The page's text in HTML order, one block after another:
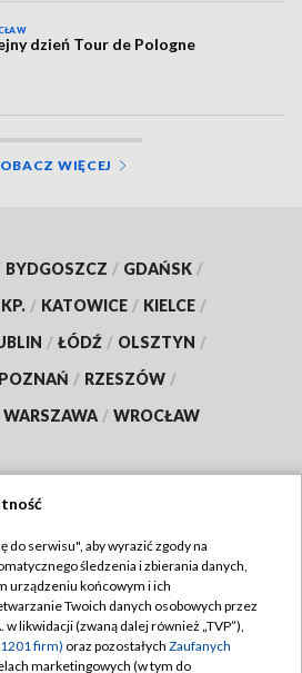
dzień Tour de Pologne
WIĘCEJ
BYDGOSZCZ / GDAŃSK /
/ KATOWICE / KIELCE /
/ ŁÓDŹ / OLSZTYN /
POZNAŃ / RZESZÓW /
WARSZAWA / WROCŁAW
TVP
Regulamin TVP
prywatności
do serwisu", aby wyrazić zgody na
śledzenia i zbierania danych,
urządzeniu końcowym i ich
Twoich danych osobowych przez
w likwidacji (zwaną dalej również „TVP”),
firm) oraz pozostałych Zaufanych
marketingowych (w tym do